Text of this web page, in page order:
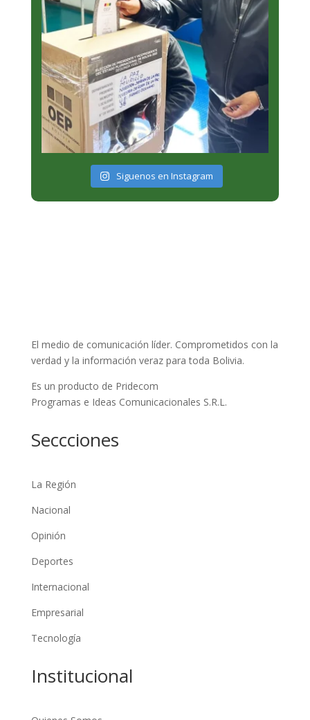
Siguenos en Instagram
El medio de comunicación líder. Comprometidos con la
verdad y la información veraz para toda Bolivia.
Es un producto de Pridecom
Programas e Ideas Comunicacionales S.R.L.
Seccciones
La Región
Nacional
Opinión
Deportes
Internacional
Empresarial
Tecnología
Institucional